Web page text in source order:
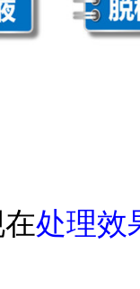
处理效